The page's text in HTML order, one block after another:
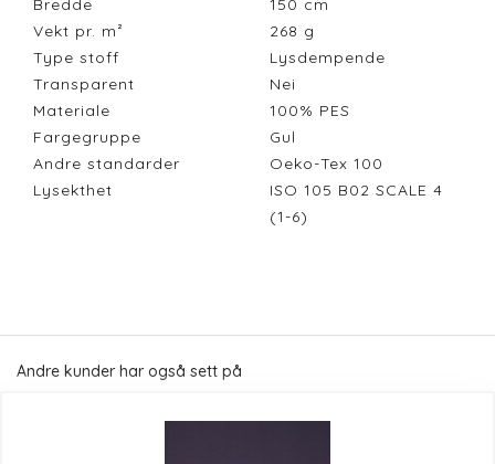
Bredde 150 cm
Vekt pr. m²
268 g
Type stoff
Lysdempende
Transparent
Nei
Materiale
100% PES
Fargegruppe
Gul
Andre standarder
Oeko-Tex 100
Lysekthet
ISO 105 B02 SCALE 4
(1-6)
Andre kunder har også sett på